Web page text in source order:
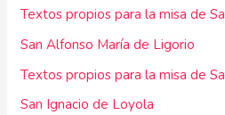
o
r
:
Textos propios para la misa de
San Alfonso María de Ligorio
Textos propios para la misa de
San Ignacio de Loyola